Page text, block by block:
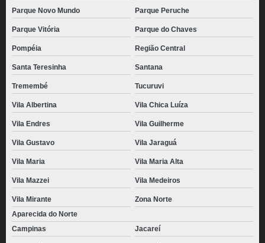
Parque Novo Mundo Parque Peruche
Parque Vitória Parque do Chaves
Pompéia Região Central
Santa Teresinha Santana
Tremembé Tucuruvi
Vila Albertina Vila Chica Luíza
Vila Endres Vila Guilherme
Vila Gustavo Vila Jaraguá
Vila Maria Vila Maria Alta
Vila Mazzei Vila Medeiros
Vila Mirante
Zona Norte
Aparecida do Norte
Campinas
Jacareí